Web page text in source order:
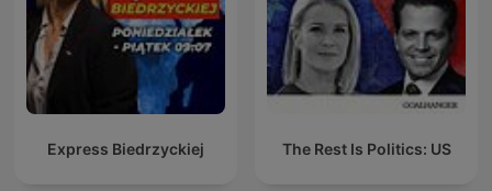
Express Biedrzyckiej The Rest Is Politics: US